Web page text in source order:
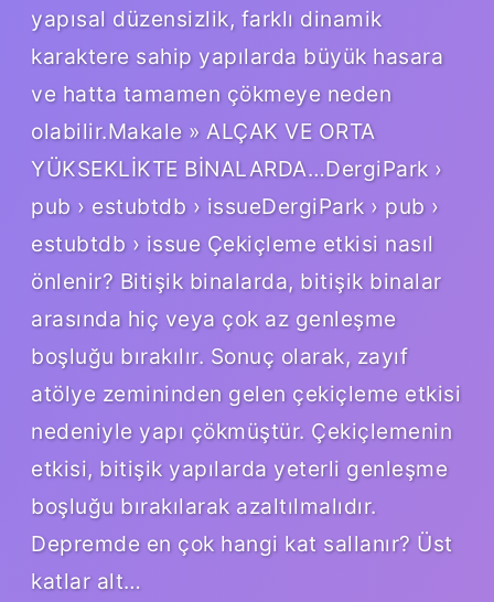
yapısal düzensizlik, farklı dinamik
karaktere sahip yapılarda büyük hasara
ve hatta tamamen çökmeye neden
olabilir.Makale » ALÇAK VE ORTA
YÜKSEKLİKTE BİNALARDA…DergiPark ›
pub › estubtdb › issueDergiPark › pub ›
estubtdb › issue Çekiçleme etkisi nasıl
önlenir? Bitişik binalarda, bitişik binalar
arasında hiç veya çok az genleşme
boşluğu bırakılır. Sonuç olarak, zayıf
atölye zemininden gelen çekiçleme etkisi
nedeniyle yapı çökmüştür. Çekiçlemenin
etkisi, bitişik yapılarda yeterli genleşme
boşluğu bırakılarak azaltılmalıdır.
Depremde en çok hangi kat sallanır? Üst
katlar alt…